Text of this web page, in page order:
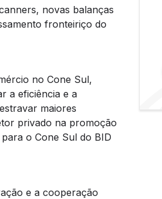
novas balanças
fronteiriço do
no Cone Sul,
a eficiência e a
maiores
privado na promoção
o Cone Sul do BID
e a cooperação